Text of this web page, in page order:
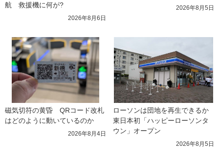
航　救援機に何が?
2026年8月6日
2026年8月5日
磁気切符の黄昏　QRコード改札
はどのように動いているのか
2026年8月4日
ローソンは団地を再生できるか
東日本初「ハッピーローソンタ
ウン」オープン
2026年8月5日